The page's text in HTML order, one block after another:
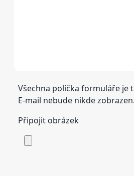
Všechna políčka formuláře je
E-mail nebude nikde zobrazen.
Připojit obrázek